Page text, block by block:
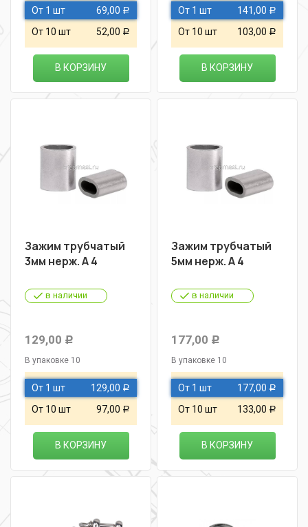
От 1 шт 69,00 Р
От 10 шт 52,00 Р
В КОРЗИНУ
От 1 шт 141,00 Р
От 10 шт 103,00 Р
В КОРЗИНУ
Зажим трубчатый
3мм нерж. A 4
в наличии
129,00 Р
В упаковке 10
От 1 шт 129,00 Р
От 10 шт 97,00 Р
В КОРЗИНУ
Зажим трубчатый
5мм нерж. A 4
в наличии
177,00 Р
В упаковке 10
От 1 шт 177,00 Р
От 10 шт 133,00 Р
В КОРЗИНУ